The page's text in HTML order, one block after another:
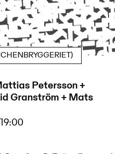
Petersson +
Granström + Mats
19:00